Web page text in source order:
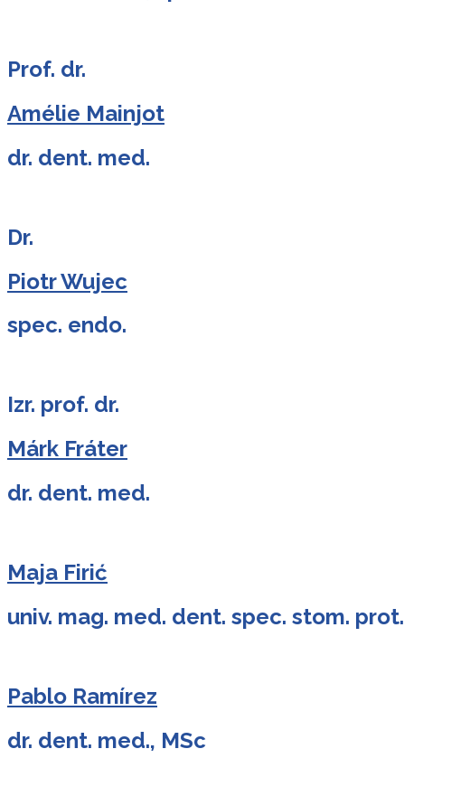
Prof. dr.
Amélie Mainjot
dr. dent. med.
Dr.
Piotr Wujec
spec. endo.
Izr. prof. dr.
Márk Fráter
dr. dent. med.
Maja Firić
univ. mag. med. dent. spec. stom. prot.
Pablo Ramírez
dr. dent. med., MSc